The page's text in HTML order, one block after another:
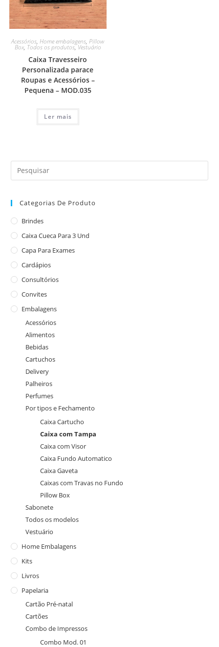
Acessórios,Home embalagens,Pillow
Box, Todos os produtos,Vestuário
Caixa Travesseiro
Personalizada parace
Roupas e Acessórios –
Pequena – MOD.035
Ler mais
Categorias De Produto
Brindes
Caixa Cueca Para 3 Und
Capa Para Exames
Cardápios
Consultórios
Convites
Embalagens
Acessórios
Alimentos
Bebidas
Cartuchos
Delivery
Palheiros
Perfumes
Por tipos e Fechamento
Caixa Cartucho
Caixa com Tampa
Caixa com Visor
Caixa Fundo Automatico
Caixa Gaveta
Caixas com Travas no Fundo
Pillow Box
Sabonete
Todos os modelos
Vestuário
Home Embalagens
Kits
Livros
Papelaria
Cartão Pré-natal
Cartões
Combo de Impressos
Combo Mod. 01